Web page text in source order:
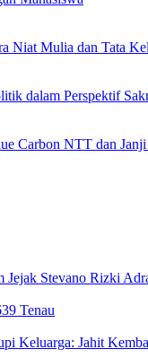
Niat Mulia dan Tata
dalam Perspektif
Carbon NTT dan
Jejak Stevano Rizki
Tenau
Keluarga: Jahit